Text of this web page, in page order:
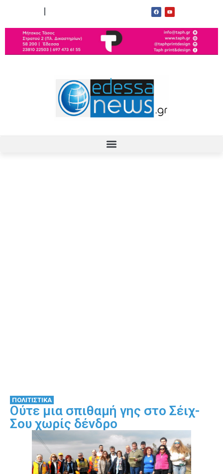
ΠΟΛΙΤΙΣΤΙΚΑ
Ούτε μια σπιθαμή γης στο Σέιχ-
Σου χωρίς δένδρο